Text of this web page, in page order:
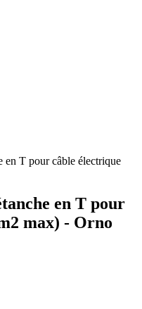
en T pour câble électrique
en T pour
max) - Orno